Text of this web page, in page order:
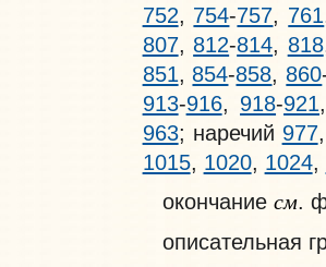
752, 754-757, 761
807, 812-814, 818
851, 854-858, 860
913-916, 918-921
963; наречий 977
1015, 1020, 1024,
окончание см.
описательная